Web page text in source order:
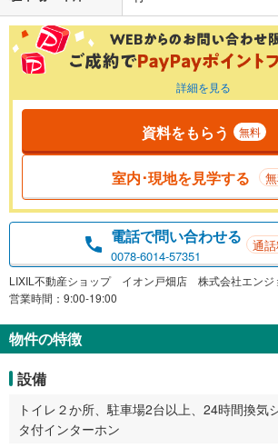
詳細を見る
資料をもらう 無料
室内･現地を見学する
電話で問い合わせる
0078-6014-57351
通
LIXIL不動産ショップ イオン戸畑店 株式会社エンジ
営業時間：9:00-19:00
物件の特徴
設備
トイレ２か所、駐車場2台以上、24時間換気
タ付インターホン